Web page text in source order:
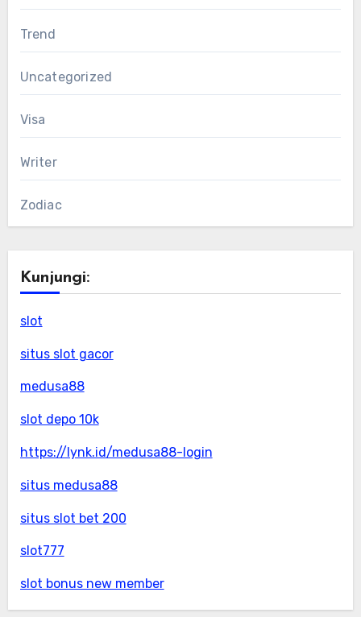
Trend
Uncategorized
Visa
Writer
Zodiac
Kunjungi:
slot
situs slot gacor
medusa88
slot depo 10k
https://lynk.id/medusa88-login
situs medusa88
situs slot bet 200
slot777
slot bonus new member